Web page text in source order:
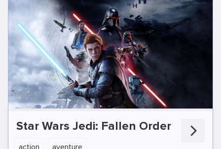
Star Wars Jedi: Fallen Order
action aventure